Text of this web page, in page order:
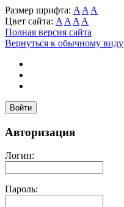
Размер шрифта: A A A
Цвет сайта: A A A A
Полная версия сайта
Вернуться к обычному виду
Войти
Авторизация
Логин:
Пароль: